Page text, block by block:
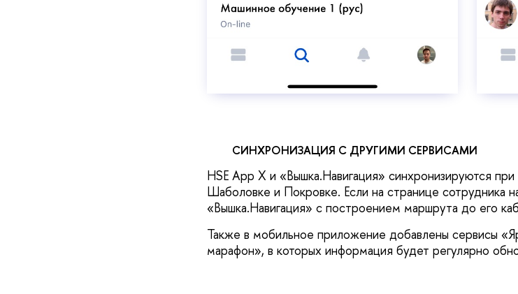
СИНХРОНИЗАЦИЯ С ДРУГИМИ СЕРВИСАМИ
HSE App X и «Вышка.Навигация» синхронизируются
Шаболовке и Покровке. Если на странице сотрудника
«Вышка.Навигация» с построением маршрута до его
Также в мобильное приложение добавлены сервисы
марафон», в которых информация будет регулярно